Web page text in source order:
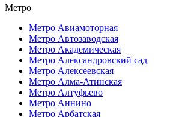
Метро
Метро Авиамоторная
Метро Автозаводская
Метро Академическая
Метро Александровский сад
Метро Алексеевская
Метро Алма-Атинская
Метро Алтуфьево
Метро Аннино
Метро Арбатская